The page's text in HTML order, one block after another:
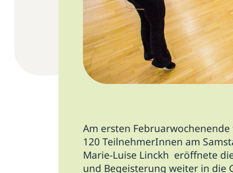
Am ersten
120 TeilnehmerInnen am
Marie-Luise Linckh eröffnete
und Begeisterung weiter in die